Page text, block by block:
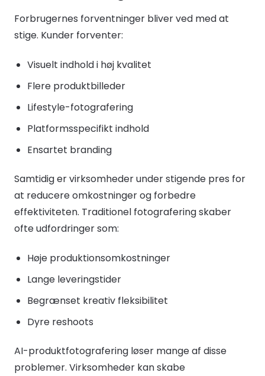
Forbrugernes forventninger bliver ved med at
stige. Kunder forventer:
Visuelt indhold i høj kvalitet
Flere produktbilleder
Lifestyle-fotografering
Platformsspecifikt indhold
Ensartet branding
Samtidig er virksomheder under stigende pres for
at reducere omkostninger og forbedre
effektiviteten. Traditionel fotografering skaber
ofte udfordringer som:
Høje produktionsomkostninger
Lange leveringstider
Begrænset kreativ fleksibilitet
Dyre reshoots
AI-produktfotografering løser mange af disse
problemer. Virksomheder kan skabe